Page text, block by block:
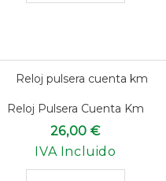
Reloj Pulsera Cuenta Km
26,00 €
IVA Incluido